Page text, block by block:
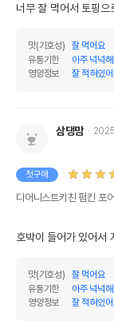
너무 잘 먹어서 토핑으
맛(기호성)
잘 먹어요
유통기한
아주 넉넉
영양정보
잘 적혀있
삼댕맘
첫구매
디어니스트키친 펌킨 포
호박이 들어가 있어서
맛(기호성)
잘 먹어요
유통기한
아주 넉넉
영양정보
잘 적혀있